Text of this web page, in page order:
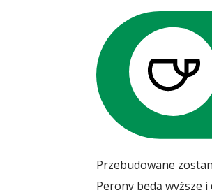
Przebudowane
Perony będą wyższe